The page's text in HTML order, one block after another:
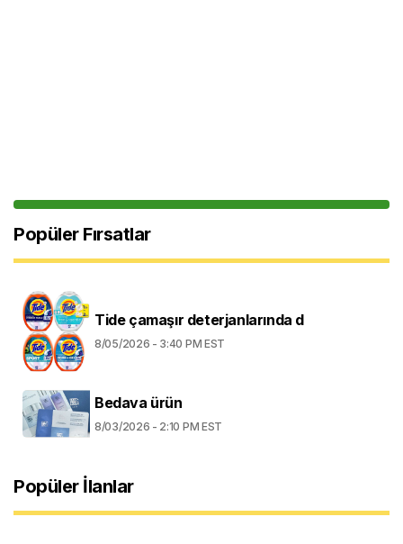
Popüler Fırsatlar
Tide çamaşır deterjanlarında d
8/05/2026 - 3:40 PM EST
Bedava ürün
8/03/2026 - 2:10 PM EST
Popüler İlanlar